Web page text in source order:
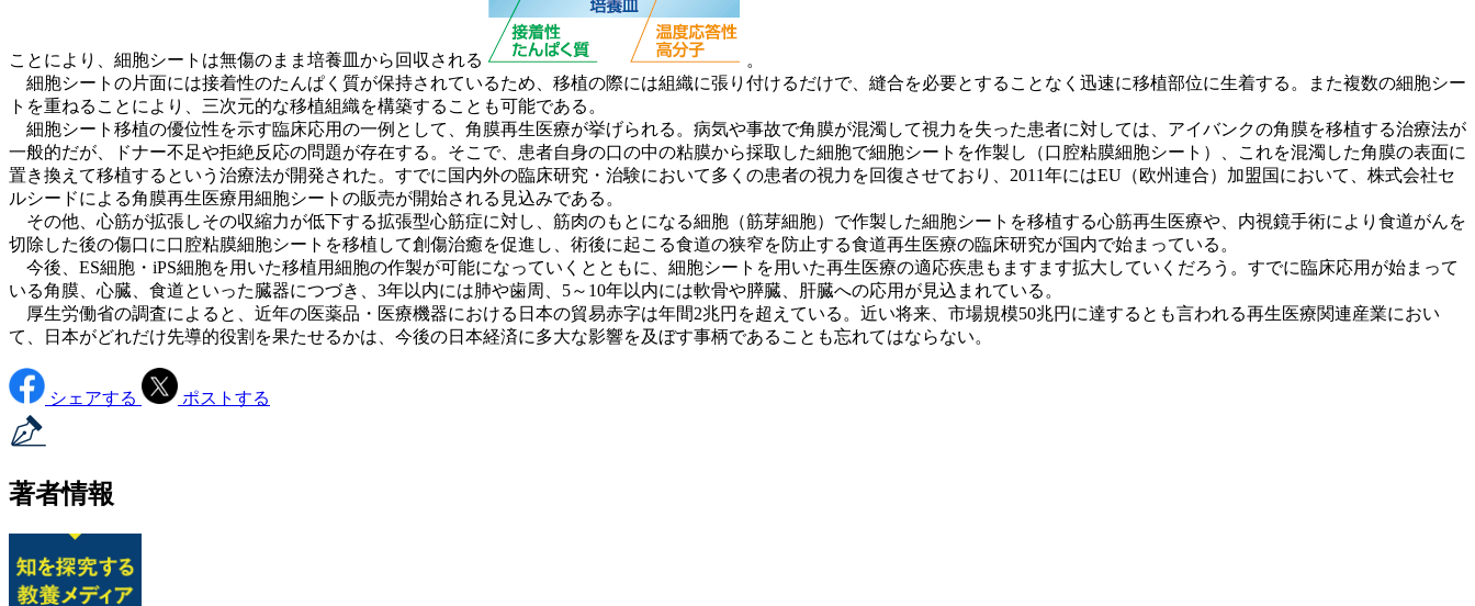
ことにより、細胞シートは無傷のまま培養皿から回収される
。
細胞シートの片面には接着性のたんぱく質が保持されているため、移植の際には組織に張り付けるだけで、縫合を必要とすることなく迅速に移植部位に生着する。また複数の細胞シー
トを重ねることにより、三次元的な移植組織を構築することも可能である。
細胞シート移植の優位性を示す臨床応用の一例として、角膜再生医療が挙げられる。病気や事故で角膜が混濁して視力を失った患者に対しては、アイバンクの角膜を移植する治療法が
一般的だが、ドナー不足や拒絶反応の問題が存在する。そこで、患者自身の口の中の粘膜から採取した細胞で細胞シートを作製し（口腔粘膜細胞シート）、これを混濁した角膜の表面に
置き換えて移植するという治療法が開発された。すでに国内外の臨床研究・治験において多くの患者の視力を回復させており、2011年にはEU（欧州連合）加盟国において、株式会社セ
ルシードによる角膜再生医療用細胞シートの販売が開始される見込みである。
その他、心筋が拡張しその収縮力が低下する拡張型心筋症に対し、筋肉のもとになる細胞（筋芽細胞）で作製した細胞シートを移植する心筋再生医療や、内視鏡手術により食道がんを
切除した後の傷口に口腔粘膜細胞シートを移植して創傷治癒を促進し、術後に起こる食道の狭窄を防止する食道再生医療の臨床研究が国内で始まっている。
今後、ES細胞・iPS細胞を用いた移植用細胞の作製が可能になっていくとともに、細胞シートを用いた再生医療の適応疾患もますます拡大していくだろう。すでに臨床応用が始まって
いる角膜、心臓、食道といった臓器につづき、3年以内には肺や歯周、5～10年以内には軟骨や膵臓、肝臓への応用が見込まれている。
厚生労働省の調査によると、近年の医薬品・医療機器における日本の貿易赤字は年間2兆円を超えている。近い将来、市場規模50兆円に達するとも言われる再生医療関連産業におい
て、日本がどれだけ先導的役割を果たせるかは、今後の日本経済に多大な影響を及ぼす事柄であることも忘れてはならない。
シェアする ポストする
著者情報